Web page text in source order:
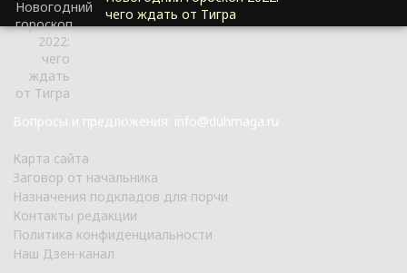
чего ждать от Тигра
Вопросы и предложения: info@duhmaga.ru
Карта сайта
Заговор от начальника
Назначения подкладов для порчи
Контакты редакции
Политика конфиденциальности
Наш Дзен-канал